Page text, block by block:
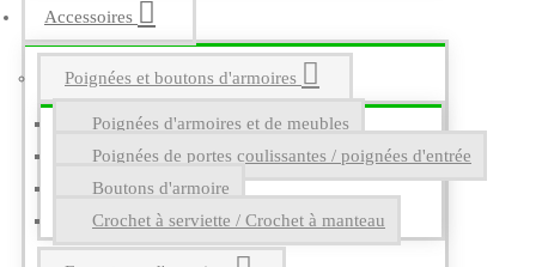
Accessoires
Poignées et boutons d'armoires
Poignées d'armoires et de meubles
Poignées de portes coulissantes / poignées d'entrée
Boutons d'armoire
Crochet à serviette / Crochet à manteau